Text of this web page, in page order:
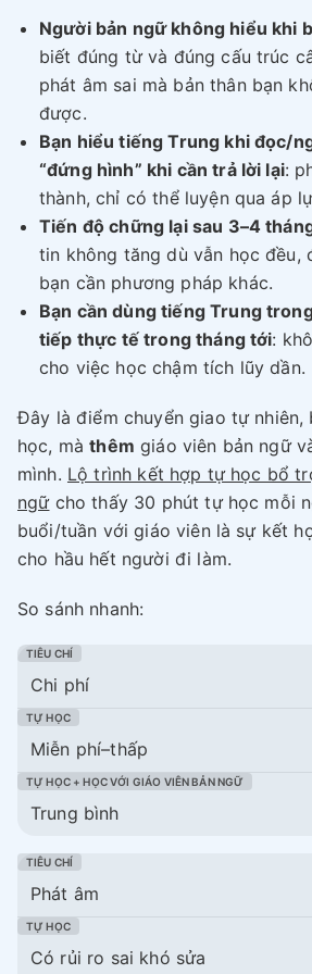
Người bản ngữ không hiểu khi
biết đúng từ và đúng cấu trúc
phát âm sai mà bản thân bạn
được.
Bạn hiểu tiếng Trung khi đọc/
“đứng hình” khi cần trả lời lại:
thành, chỉ có thể luyện qua áp
Tiến độ chững lại sau 3–4
tin không tăng dù vẫn học đều,
bạn cần phương pháp khác.
Bạn cần dùng tiếng Trung
tiếp thực tế trong tháng tới:
cho việc học chậm tích lũy dần.
Đây là điểm chuyển giao tự nhiên,
học, màthêm giáo viên bản ngữ
mình. Lộ trình kết hợp tự học bổ
ngữcho thấy 30 phút tự học mỗi
buổi/tuần với giáo viên là sự kết
cho hầu hết người đi làm.
So sánh nhanh:
Chi phí
Miễn phí–thấp
Trung bình
Phát âm
Có rủi ro sai khó sửa